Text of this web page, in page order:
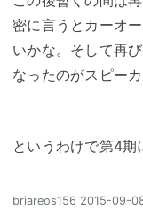
密に言うとカーオ
いかな。そして再
なったのがスピー
というわけで第4期
briareos156 2015-09-